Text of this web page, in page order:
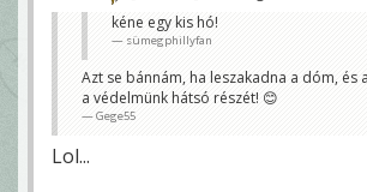
kéne egy kis hó!
sümegphillyfan
Azt se bánnám, ha leszakadna a dóm, és
a védelmünk hátsó részét! 😊
Gege55
Lol...